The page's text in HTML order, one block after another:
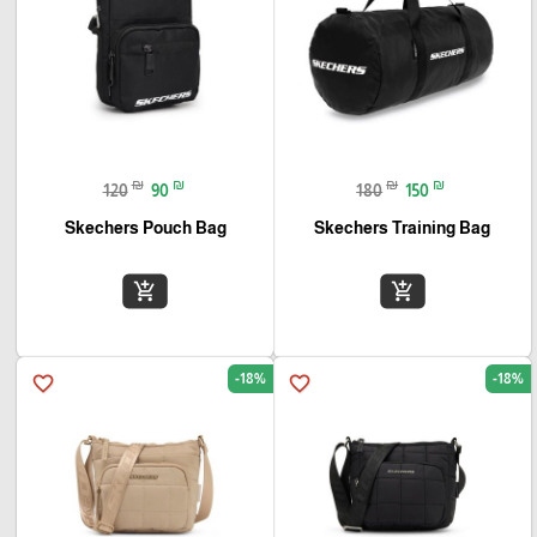
180 ₪ 150 ₪
Skechers Training Bag
add_shopping_cart
120 ₪ 90 ₪
Skechers Pouch Bag
add_shopping_cart
favorite_border -18%
favorite_border -18%